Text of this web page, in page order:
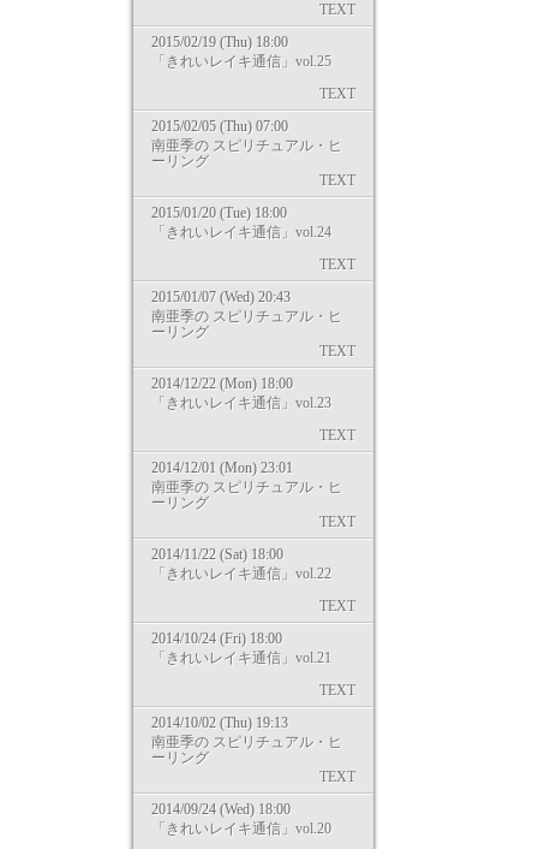
TEXT
2015/02/19 (Thu) 18:00
「きれいレイキ通信」vol.25
TEXT
2015/02/05 (Thu) 07:00
南亜季の スピリチュアル・ヒ
ーリング
TEXT
2015/01/20 (Tue) 18:00
「きれいレイキ通信」vol.24
TEXT
2015/01/07 (Wed) 20:43
南亜季の スピリチュアル・ヒ
ーリング
TEXT
2014/12/22 (Mon) 18:00
「きれいレイキ通信」vol.23
TEXT
2014/12/01 (Mon) 23:01
南亜季の スピリチュアル・ヒ
ーリング
TEXT
2014/11/22 (Sat) 18:00
「きれいレイキ通信」vol.22
TEXT
2014/10/24 (Fri) 18:00
「きれいレイキ通信」vol.21
TEXT
2014/10/02 (Thu) 19:13
南亜季の スピリチュアル・ヒ
ーリング
TEXT
2014/09/24 (Wed) 18:00
「きれいレイキ通信」vol.20